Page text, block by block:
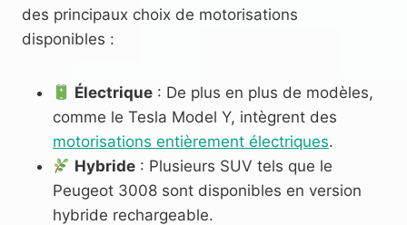
des principaux choix de motorisations
disponibles :
Électrique : De plus en plus de modèles,
comme le Tesla Model Y, intègrent des
motorisations entièrement électriques.
Hybride : Plusieurs SUV tels que le
Peugeot 3008 sont disponibles en version
hybride rechargeable.